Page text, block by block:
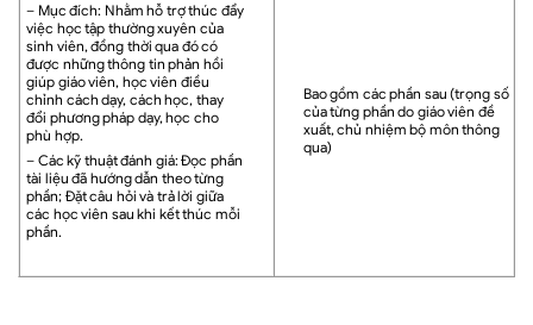
– Mục đích: Nhằm hỗ trợ thúc đẩy
việc học tập thường xuyên của
sinh viên, đồng thời qua đó có
được những thông tin phản hồi
giúp giáo viên, học viên điều
chỉnh cách dạy, cách học, thay
đổi phương pháp dạy, học cho
phù hợp.
– Các kỹ thuật đánh giá: Đọc phần
tài liệu đã hướng dẫn theo từng
phần; Đặt câu hỏi và trả lời giữa
các học viên sau khi kết thúc mỗi
phần.
Bao gồm các phần sau (trọng số
của từng phần do giáo viên đề
xuất, chủ nhiệm bộ môn thông
qua)